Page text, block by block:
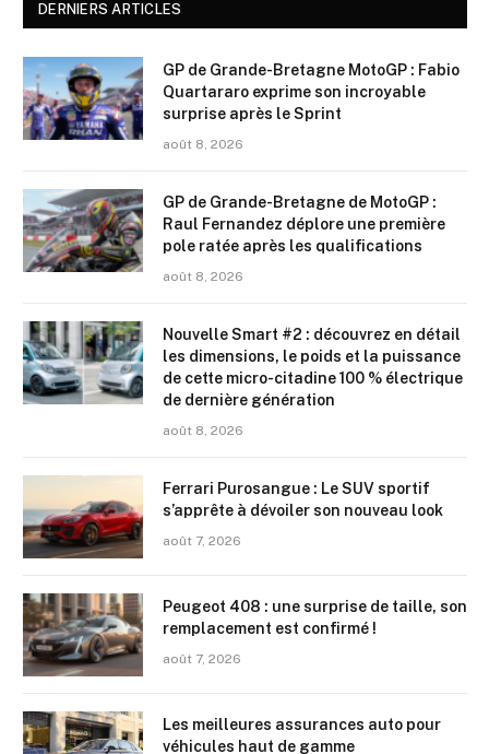
DERNIERS ARTICLES
GP de Grande-Bretagne MotoGP : Fabio
Quartararo exprime son incroyable
surprise après le Sprint
août 8, 2026
GP de Grande-Bretagne de MotoGP :
Raul Fernandez déplore une première
pole ratée après les qualifications
août 8, 2026
Nouvelle Smart #2 : découvrez en détail
les dimensions, le poids et la puissance
de cette micro-citadine 100 % électrique
de dernière génération
août 8, 2026
Ferrari Purosangue : Le SUV sportif
s’apprête à dévoiler son nouveau look
août 7, 2026
Peugeot 408 : une surprise de taille, son
remplacement est confirmé !
août 7, 2026
Les meilleures assurances auto pour
véhicules haut de gamme